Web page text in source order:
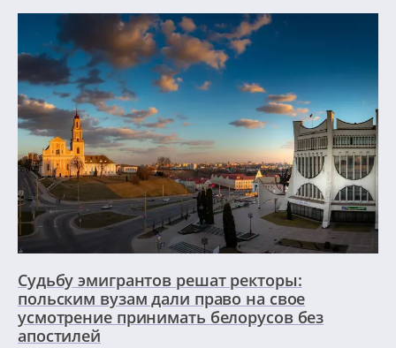
Судьбу эмигрантов решат ректоры:
польским вузам дали право на свое
усмотрение принимать белорусов без
апостилей